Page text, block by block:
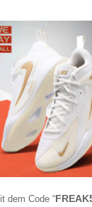
dem Code “